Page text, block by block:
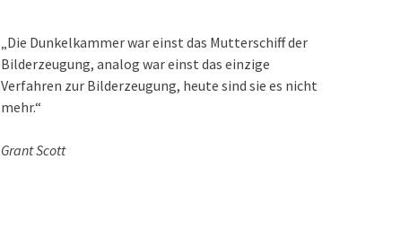
„Die Dunkelkammer war einst das Mutterschiff der
Bilderzeugung, analog war einst das einzige
Verfahren zur Bilderzeugung, heute sind sie es nicht
mehr.“
Grant Scott